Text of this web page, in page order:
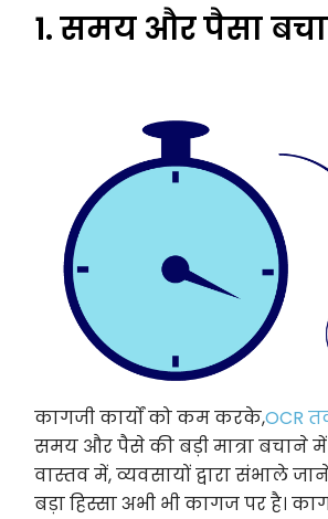
1. समय और पैसा
कागजी कार्यों को कम करके,OCR
समय और पैसे की बड़ी मात्रा बचाने
वास्तव में, व्यवसायों द्वारा संभाले
बड़ा हिस्सा अभी भी कागज पर है।